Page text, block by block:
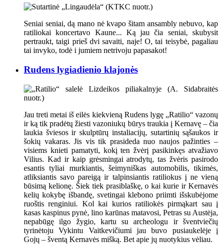
Seniai seniai, dą mano nė kvapo šitam ansambly nebuvo, kap
ratiliokai koncertavo Kaune... Ką jau čia seniai, skubysit
pertraukt, taigi prieš dvi savaiti, naje! O, tai teisybė, pagaliau
tai invyko, todė i jumiem netrivoju papasakot!
Rudens lygiadienio klajonės
Jau treti metai iš eilės kiekvieną Rudens lygę „Ratilio“ vazonų
ir ką tik pradėtų žiesti vazoniukų būrys traukia į Kernavę – čia
laukia šviesos ir skulptūrų instaliacijų, sutartinių sąšaukos ir
šokių vakaras. Jis vis tik prasideda nuo naujos pažinties –
visiems knieti pamatyti, kokį ten žvėrį pasikinkęs atvažiavo
Vilius. Kad ir kaip grėsmingai atrodytų, tas žvėris pasirodo
esantis tyliai murkiantis, šeimyniškas automobilis, tikimės,
atliksiantis savo pareigą ir talpinsiantis ratiliokus į ne vieną
būsimą kelionę. Šiek tiek prasiblaškę, o kai kurie ir Kernavės
kelių kokybę išbandę, svetingai klebono priimti išskubėjome
ruoštis renginiui. Kol kai kurios ratiliokės pirmąkart sau į
kasas kaspinus pynė, lino karūnas matavosi, Petras su Austėja,
nepabūgę ilgo žygio, kartu su archeologu ir šventviečių
tyrinėtoju Vykintu Vaitkevičiumi jau buvo pusiaukelėje į
Gojų – šventą Kernavės mišką. Bet apie jų nuotykius vėliau.